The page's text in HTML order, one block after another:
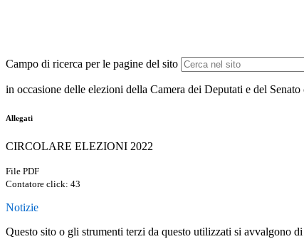
Campo di ricerca per le pagine del sito
in occasione delle elezioni della Camera dei Deputati e del
Allegati
CIRCOLARE ELEZIONI 2022
File PDF
Contatore click: 43
Notizie
Questo sito o gli strumenti terzi da questo utilizzati si avvalgono